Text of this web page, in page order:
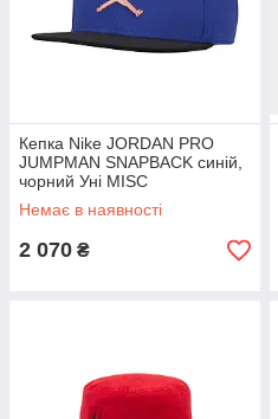
Кепка Nike JORDAN PRO
JUMPMAN SNAPBACK синій,
чорний Уні MISC
Немає в наявності
2 070 ₴